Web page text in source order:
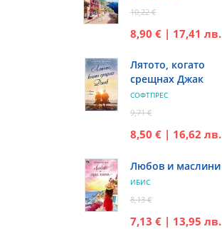
10,22 €
8,90 € | 17,41 лв.
Лятото, когато
срещнах Джак
СОФТПРЕС
9,71 €
8,50 € | 16,62 лв.
Любов и маслини
ИБИС
8,13 €
7,13 € | 13,95 лв.